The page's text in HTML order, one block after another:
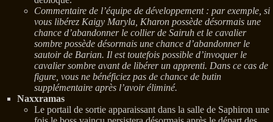
Commentaire de l’équipe de développement : par exemple, si
vous libérez Kaigy Maryla, Kharon possède désormais une
chance d’abandonner le collier de Sairuh et le cavalier
sombre possède désormais une chance d’abandonner le
sautoir de Barian. Il est toutefois possible d’invoquer le
cavalier sombre avant de libérer un apprenti. Dans ce cas de
figure, vous ne bénéficiez pas de chance de butin
supplémentaire après l’avoir éliminé.
Naxxramas
Le portail de sortie apparaissant dans la salle de Saphiron une